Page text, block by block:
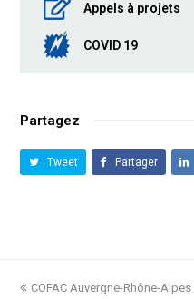
Appels à projets
COVID 19
Partagez
Tweet Partager
previous
COFAC Auvergne-Rhône-Alpes